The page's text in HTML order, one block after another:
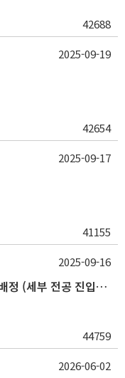
42688
42654
2025-09-19
41155
2025-09-17
(10/28 ~ 11/12) 2026년 1학기 학과 배정 (세부 전공 진입) 안내
44759
2025-09-16
2026-06-02